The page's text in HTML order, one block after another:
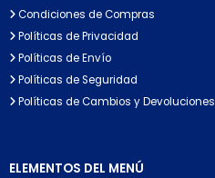
Condiciones de Compras
Políticas de Privacidad
Políticas de Envío
Políticas de Seguridad
Políticas de Cambios y Devoluciones
ELEMENTOS DEL MENÚ